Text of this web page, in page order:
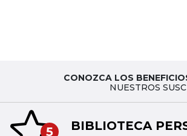
CONOZCA LOS
NUESTROS
5 BIBLIOTECA